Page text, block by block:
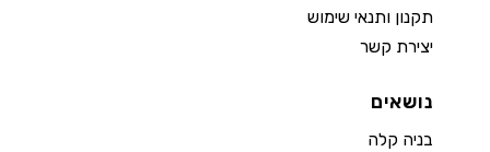
תקנון ותנאי שימוש
יצירת קשר
נושאים
בניה קלה